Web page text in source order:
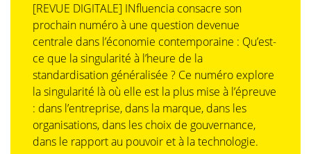
[REVUE DIGITALE] INfluencia consacre son
prochain numéro à une question devenue
centrale dans l’économie contemporaine : Qu’est-
ce que la singularité à l’heure de la
standardisation généralisée ? Ce numéro explore
la singularité là où elle est la plus mise à l’épreuve
: dans l’entreprise, dans la marque, dans les
organisations, dans les choix de gouvernance,
dans le rapport au pouvoir et à la technologie.